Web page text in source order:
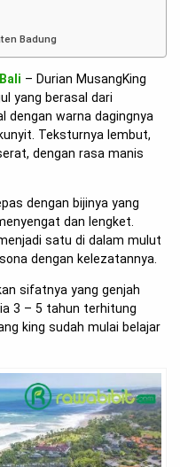
Badung
– Durian MusangKing
yang berasal dari
dengan warna dagingnya
Teksturnya lembut,
dengan rasa manis
dengan bijinya yang
dan lengket.
satu di dalam mulut
dengan kelezatannya.
sifatnya yang genjah
3 – 5 tahun terhitung
king sudah mulai belajar